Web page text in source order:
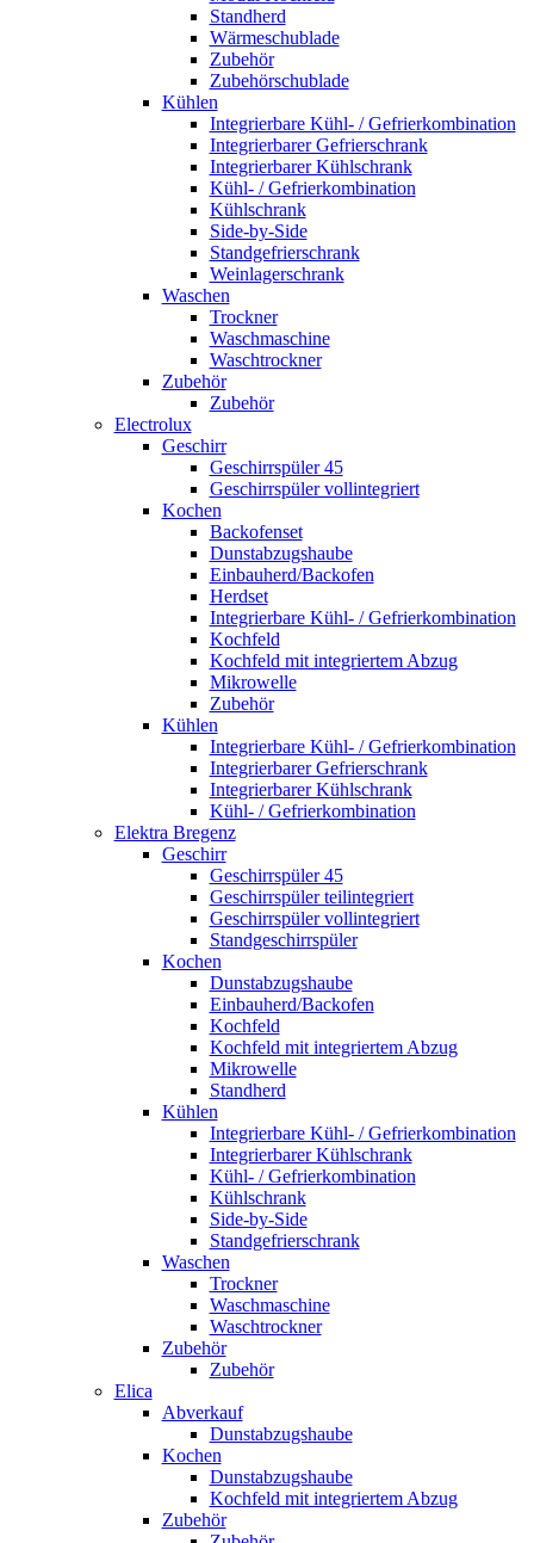
Standherd
Wärmeschublade
Zubehör
Zubehörschublade
Kühlen
Integrierbare Kühl- / Gefrierkombination
Integrierbarer Gefrierschrank
Integrierbarer Kühlschrank
Kühl- / Gefrierkombination
Kühlschrank
Side-by-Side
Standgefrierschrank
Weinlagerschrank
Waschen
Trockner
Waschmaschine
Waschtrockner
Zubehör
Zubehör
Electrolux
Geschirr
Geschirrspüler 45
Geschirrspüler vollintegriert
Kochen
Backofenset
Dunstabzugshaube
Einbauherd/Backofen
Herdset
Integrierbare Kühl- / Gefrierkombination
Kochfeld
Kochfeld mit integriertem Abzug
Mikrowelle
Zubehör
Kühlen
Integrierbare Kühl- / Gefrierkombination
Integrierbarer Gefrierschrank
Integrierbarer Kühlschrank
Kühl- / Gefrierkombination
Elektra Bregenz
Geschirr
Geschirrspüler 45
Geschirrspüler teilintegriert
Geschirrspüler vollintegriert
Standgeschirrspüler
Kochen
Dunstabzugshaube
Einbauherd/Backofen
Kochfeld
Kochfeld mit integriertem Abzug
Mikrowelle
Standherd
Kühlen
Integrierbare Kühl- / Gefrierkombination
Integrierbarer Kühlschrank
Kühl- / Gefrierkombination
Kühlschrank
Side-by-Side
Standgefrierschrank
Waschen
Trockner
Waschmaschine
Waschtrockner
Zubehör
Zubehör
Elica
Abverkauf
Dunstabzugshaube
Kochen
Dunstabzugshaube
Kochfeld mit integriertem Abzug
Zubehör